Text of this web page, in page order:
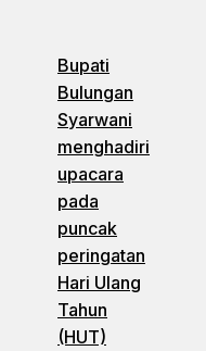
Bupati
Bulungan
Syarwani
menghadiri
upacara
pada
puncak
peringatan
Hari Ulang
Tahun
(HUT)